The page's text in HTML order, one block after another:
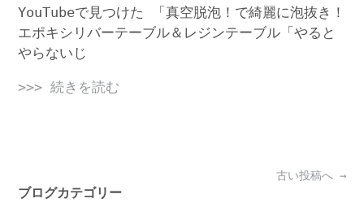
YouTubeで見つけた 「真空脱泡！で綺麗に泡抜き！
エポキシリバーテーブル＆レジンテーブル「やると
やらないじ
>>> 続きを読む
navigation
古い投稿へ →
ブログカテゴリー